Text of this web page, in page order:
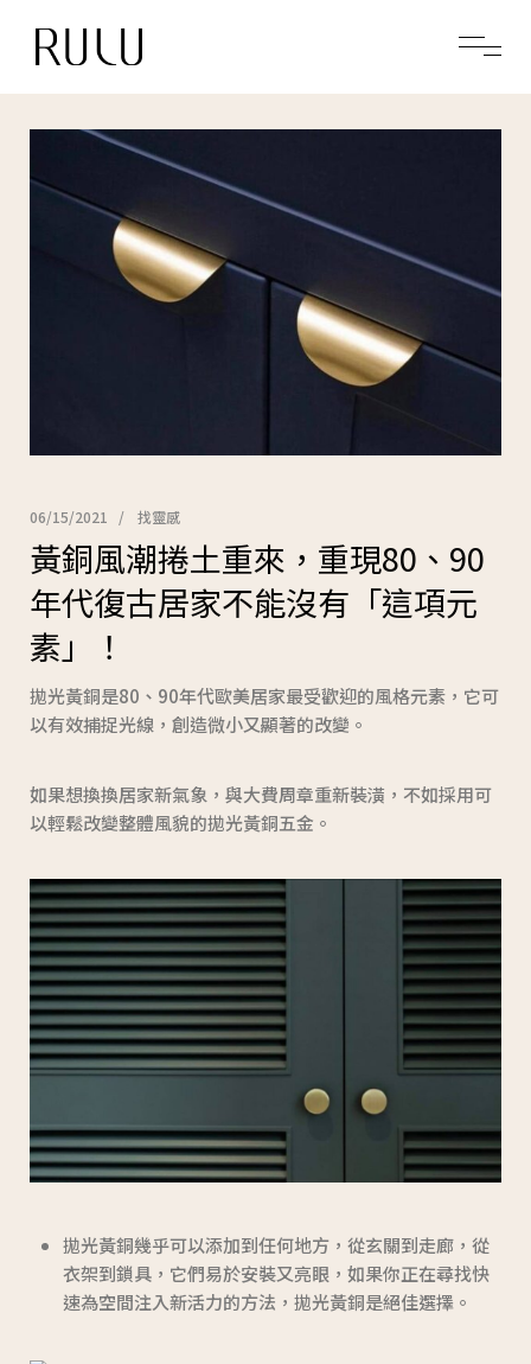
06/15/2021 找靈感
黃銅風潮捲土重來，重現80、90
年代復古居家不能沒有「這項元
素」！
拋光黃銅是80、90年代歐美居家最受歡迎的風格元素，它可
以有效捕捉光線，創造微小又顯著的改變。
如果想換換居家新氣象，與大費周章重新裝潢，不如採用可
以輕鬆改變整體風貌的拋光黃銅五金。
拋光黃銅幾乎可以添加到任何地方，從玄關到走廊，從
衣架到鎖具，它們易於安裝又亮眼，如果你正在尋找快
速為空間注入新活力的方法，拋光黃銅是絕佳選擇。